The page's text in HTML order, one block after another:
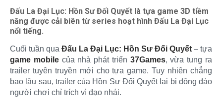
Đấu La Đại Lục: Hồn Sư Đối Quyết là tựa game 3D tiềm
năng được cải biên từ series hoạt hình Đấu La Đại Lục
nổi tiếng.
Cuối tuần qua Đấu La Đại Lục: Hồn Sư Đối Quyết – tựa
game mobilecủa nhà phát triển 37Games, vừa tung ra
trailer tuyên truyền mới cho tựa game. Tuy nhiên chẳng
bao lâu sau, trailer của Hồn Sư Đối Quyết lại bị đông đảo
người chơi chỉ trích vì đạo nhái.